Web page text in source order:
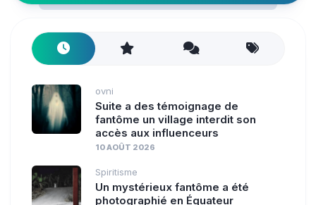
ovni
Suite a des témoignage de
fantôme un village interdit son
accès aux influenceurs
10 AOÛT 2026
Spiritisme
Un mystérieux fantôme a été
photographié en Équateur